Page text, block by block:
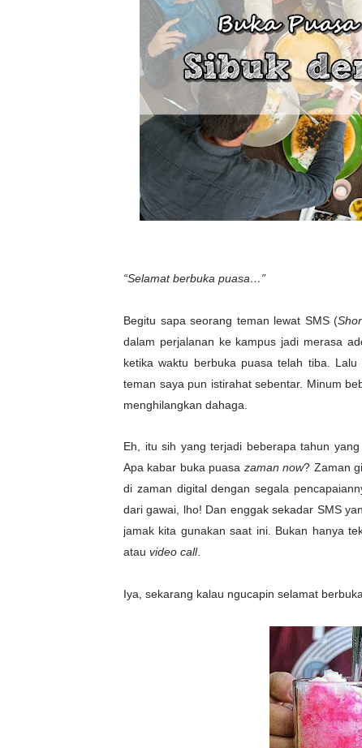
“Selamat berbuka puasa…”
Begitu sapa seorang teman lewat SMS (
dalam perjalanan ke kampus jadi merasa
ketika waktu berbuka puasa telah tiba.
teman saya pun istirahat sebentar. Minum
menghilangkan dahaga.
Eh, itu sih yang terjadi beberapa tahun
Apa kabar buka puasa zaman now? Zaman
di zaman digital dengan segala
dari gawai, lho! Dan enggak sekadar SMS
jamak kita gunakan saat ini. Bukan hanya
atau video call.
Iya, sekarang kalau ngucapin selamat